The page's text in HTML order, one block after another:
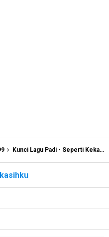
Kunci Lagu Padi - Seperti Kekasihku